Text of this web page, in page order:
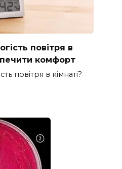
повітря в
комфорт
повітря в кімнаті?